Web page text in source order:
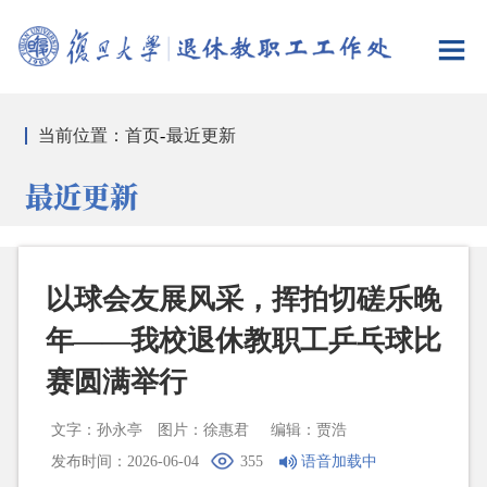
当前位置：首页-最近更新
最近更新
以球会友展风采，挥拍切磋乐晚
年——我校退休教职工乒乓球比
赛圆满举行
文字：孙永亭 图片：徐惠君
编辑：贾浩
发布时间：2026-06-04
355 语音加载中